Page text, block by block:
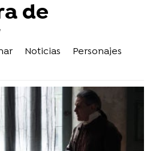
de
Noticias Personajes